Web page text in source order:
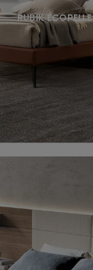
RUBIK ECOPELLE